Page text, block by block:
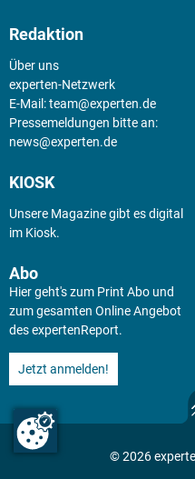
Redaktion
Über uns
experten-Netzwerk
E-Mail:team@experten.de
Pressemeldungen bitte an:
news@experten.de
KIOSK
Unsere Magazine gibt es digital
im Kiosk.
Abo
Hier geht's zum Print Abo und
zum gesamten Online Angebot
des expertenReport.
Jetzt anmelden!
© 2026